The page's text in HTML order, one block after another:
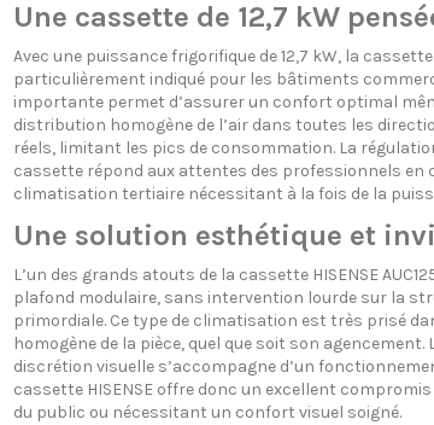
Une cassette de 12,7 kW
Avec une puissance frigorifique de 12,7 kW, la
particulièrement indiqué pour les bâtiments
importante permet d’assurer un confort optimal
distribution homogène de l’air dans toutes les
réels, limitant les pics de consommation. La
cassette répond aux attentes des professionnels en
climatisation tertiaire nécessitant à la fois de la
Une solution esthétique et
L’un des grands atouts de la cassette HISENSE
plafond modulaire, sans intervention lourde sur la
primordiale. Ce type de climatisation est très prisé
homogène de la pièce, quel que soit son
discrétion visuelle s’accompagne d’un
cassette HISENSE offre donc un excellent
du public ou nécessitant un confort visuel soigné.